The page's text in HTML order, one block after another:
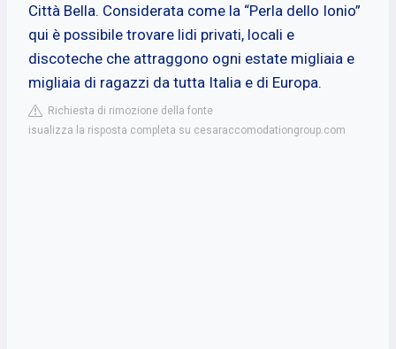
Città Bella. Considerata come la “Perla dello Ionio”
qui è possibile trovare lidi privati, locali e
discoteche che attraggono ogni estate migliaia e
migliaia di ragazzi da tutta Italia e di Europa.
Richiesta di rimozione della fonte
isualizza la risposta completa su cesaraccomodationgroup.com